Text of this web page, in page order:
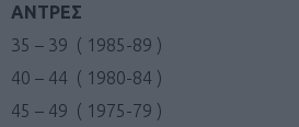
ΑΝΤΡΕΣ
35 – 39 ( 1985-89 )
40 – 44 ( 1980-84 )
45 – 49 ( 1975-79 )